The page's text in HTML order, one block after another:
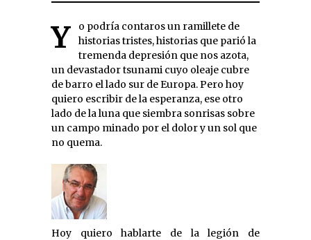
Yo podría contaros un ramillete de
historias tristes, historias que parió la
tremenda depresión que nos azota,
un devastador tsunami cuyo oleaje cubre
de barro el lado sur de Europa. Pero hoy
quiero escribir de la esperanza, ese otro
lado de la luna que siembra sonrisas sobre
un campo minado por el dolor y un sol que
no quema.
Hoy quiero hablarte de la legión de